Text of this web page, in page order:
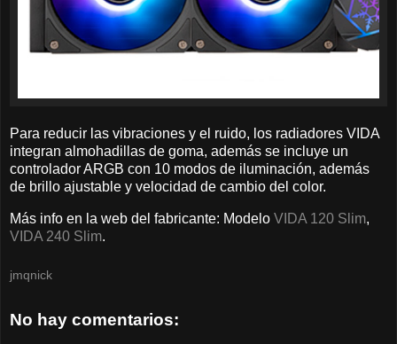
Para reducir las vibraciones y el ruido, los radiadores VIDA
integran almohadillas de goma, además se incluye un
controlador ARGB con 10 modos de iluminación, además
de brillo ajustable y velocidad de cambio del color.
Más info en la web del fabricante: Modelo VIDA 120 Slim,
VIDA 240 Slim.
jmqnick
No hay comentarios: